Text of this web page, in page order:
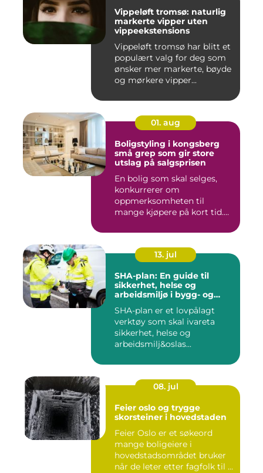
Vippeløft tromsø: naturlig
markerte vipper uten
vippeekstensions
Vippeløft tromsø har blitt et
populært valg for deg som
ønsker mer markerte, bøyde
og mørkere vipper...
01. aug
Boligstyling i kongsberg
små grep som gir store
utslag på salgsprisen
En bolig som skal selges,
konkurrerer om
oppmerksomheten til
mange kjøpere på kort tid.
13. jul
SHA-plan: En guide til
sikkerhet, helse og
arbeidsmiljø i bygg- og
SHA-plan er et lovpålagt
verktøy som skal ivareta
sikkerhet, helse og
arbeidsmilj&oslas...
08. jul
Feier oslo og trygge
skorsteiner i hovedstaden
Feier Oslo er et søkeord
mange boligeiere i
hovedstadsområdet bruker
når de leter etter fagfolk til ...